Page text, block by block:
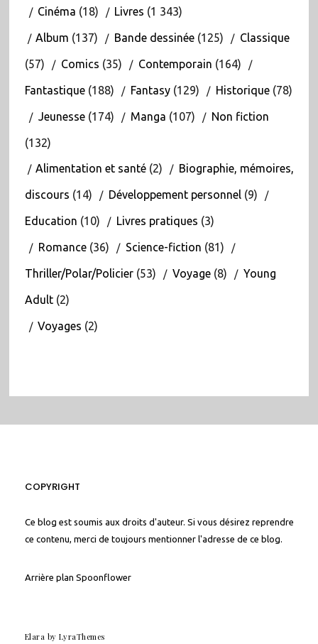
Cinéma (18) Livres (1 343)
Album (137) Bande dessinée(125) Classique
(57) Comics (35) Contemporain (164)
Fantastique(188) Fantasy(129) Historique(78)
Jeunesse(174) Manga (107) Non fiction
(132)
Alimentation et santé(2) Biographie, mémoires,
discours (14) Développement personnel (9)
Education (10) Livres pratiques (3)
Romance(36) Science-fiction (81)
Thriller/Polar/Policier(53) Voyage(8) Young
Adult(2)
Voyages (2)
COPYRIGHT
Ce blog est soumis aux droits d'auteur. Si vous désirez reprendre
ce contenu, merci de toujours mentionner l'adresse de ce blog.
Arrière plan Spoonflower
Elara by LyraThemes